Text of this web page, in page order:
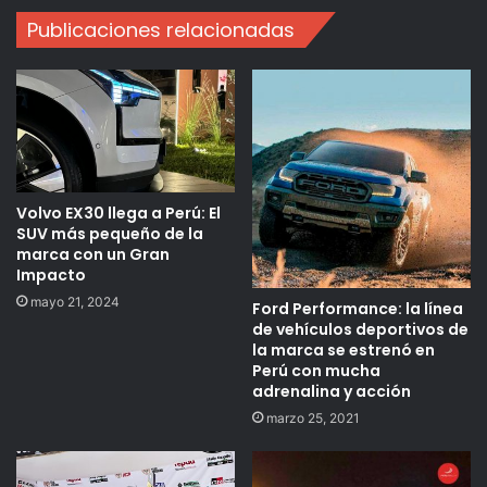
Publicaciones relacionadas
Volvo EX30 llega a Perú: El
SUV más pequeño de la
marca con un Gran
Impacto
mayo 21, 2024
Ford Performance: la línea
de vehículos deportivos de
la marca se estrenó en
Perú con mucha
adrenalina y acción
marzo 25, 2021